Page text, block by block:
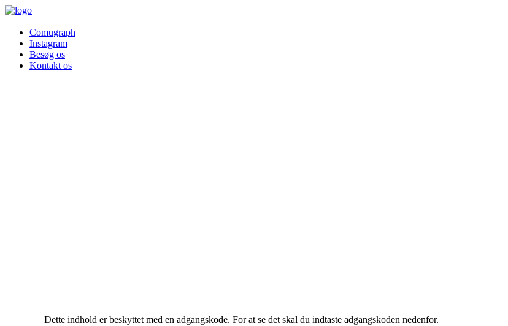
Comugraph
Instagram
Besøg os
Kontakt os
Dette indhold er beskyttet med en adgangskode. For at se det skal du indtaste adgangskoden nedenfor.